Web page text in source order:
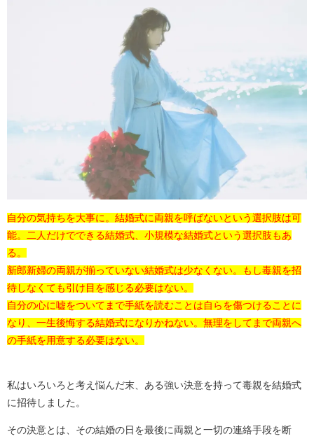
自分の気持ちを大事に。結婚式に両親を呼ばないという選択肢は可
能。二人だけでできる結婚式、小規模な結婚式という選択肢もあ
る。
新郎新婦の両親が揃っていない結婚式は少なくない。もし毒親を招
待しなくても引け目を感じる必要はない。
自分の心に嘘をついてまで手紙を読むことは自らを傷つけることに
なり、一生後悔する結婚式になりかねない。無理をしてまで両親へ
の手紙を用意する必要はない。
私はいろいろと考え悩んだ末、ある強い決意を持って毒親を結婚式
に招待しました。
その決意とは、その結婚の日を最後に両親と一切の連絡手段を断